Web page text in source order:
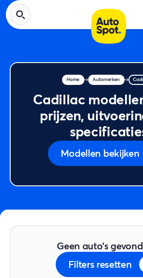
Home Automerken
Cadillac
prijzen,
Modellen bekijken
Geen auto's
Filters resetten